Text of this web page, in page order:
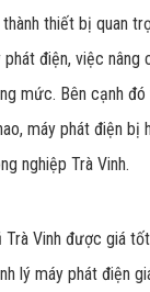
thiết bị quan
điện, việc
mức. Bên cạnh
máy phát điện
nghiệp Trà Vinh.
Vinh được giá
lý máy phát điện